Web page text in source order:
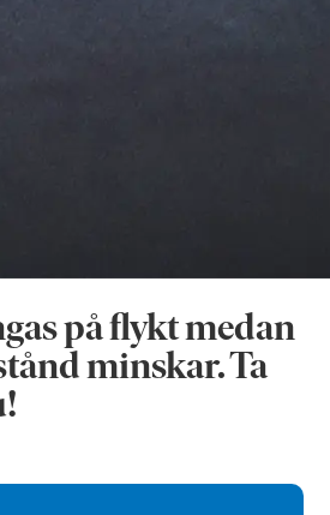
på flykt medan
minskar. Ta